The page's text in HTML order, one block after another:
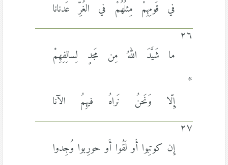
في قَومِهِمْ مِثلُهُمْ في الغُرِّ عَدنانا
٢٦
ما شَيَّدَ اللهُ مِن مَجدٍ لِسالِفِهِمْ
*
إِلّا وَنَحنُ نَراهُ فيهِمُ الآنا
٢٧
إِن كوتِبوا أَو لَقُوا أَو حورِبوا وُجِدوا